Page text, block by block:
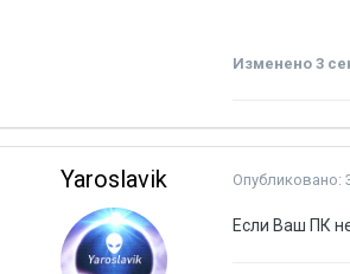
Изменено 3
Yaroslavik Опубликовано:
Если Ваш ПК